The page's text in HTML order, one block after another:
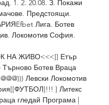
1. 2. 20.08. З. Покажи
Предстоящи.
Лига. Ботев
Локомотив София.
НА ЖИВО<<<]] Етър
Търново Ботев Враца
Левски Локомотив
] Литекс
гледай Програма |